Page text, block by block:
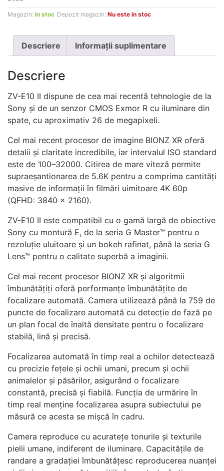
Magazin: In stoc Depozit magazin: Nu este in stoc
Descriere Informații suplimentare
Descriere
ZV-E10 II dispune de cea mai recentă tehnologie de la
Sony și de un senzor CMOS Exmor R cu iluminare din
spate, cu aproximativ 26 de megapixeli.
Cel mai recent procesor de imagine BIONZ XR oferă
detalii și claritate incredibile, iar intervalul ISO standard
este de 100–32000. Citirea de mare viteză permite
supraeșantionarea de 5.6K pentru a comprima cantități
masive de informații în filmări uimitoare 4K 60p
(QFHD: 3840 × 2160).
ZV-E10 II este compatibil cu o gamă largă de obiective
Sony cu montură E, de la seria G Master™ pentru o
rezoluție uluitoare și un bokeh rafinat, până la seria G
Lens™ pentru o calitate superbă a imaginii.
Cel mai recent procesor BIONZ XR și algoritmii
îmbunătățiți oferă performanțe îmbunătățite de
focalizare automată. Camera utilizează până la 759 de
puncte de focalizare automată cu detecție de fază pe
un plan focal de înaltă densitate pentru o focalizare
stabilă, lină și precisă.
Focalizarea automată în timp real a ochilor detectează
cu precizie fețele și ochii umani, precum și ochii
animalelor și păsărilor, asigurând o focalizare
constantă, precisă și fiabilă. Funcția de urmărire în
timp real menține focalizarea asupra subiectului pe
măsură ce acesta se mișcă în cadru.
Camera reproduce cu acuratețe tonurile și texturile
pielii umane, indiferent de iluminare. Capacitățile de
randare a gradației îmbunătățesc reproducerea nuanței